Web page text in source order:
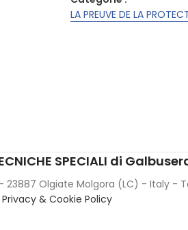
LA PREUVE DE LA
SPECIALI di
23887 Olgiate Molgora (LC) - Italy -
Privacy & Cookie Policy